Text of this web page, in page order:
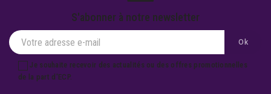
S'abonner à notre newsletter
Je souhaite recevoir des actualités ou des offres promotionnelles
de la part d'ECP.